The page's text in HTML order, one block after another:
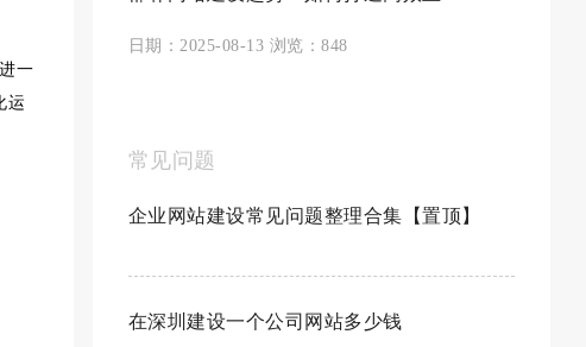
一
运
日期：2025-08-13 浏览：848
常见问题
企业网站建设常见问题整理合集【置顶】
在深圳建设一个公司网站多少钱